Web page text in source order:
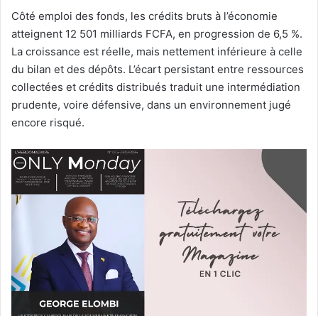
Côté emploi des fonds, les crédits bruts à l’économie
atteignent 12 501 milliards FCFA, en progression de 6,5 %.
La croissance est réelle, mais nettement inférieure à celle
du bilan et des dépôts. L’écart persistant entre ressources
collectées et crédits distribués traduit une intermédiation
prudente, voire défensive, dans un environnement jugé
encore risqué.